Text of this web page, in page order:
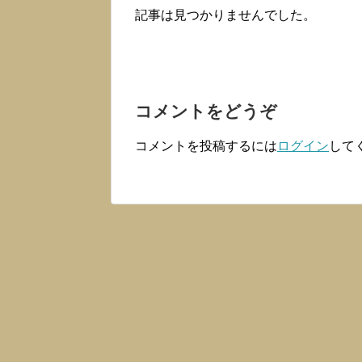
記事は見つかりませんでした。
コメントをどうぞ
コメントを投稿するには ログイン して